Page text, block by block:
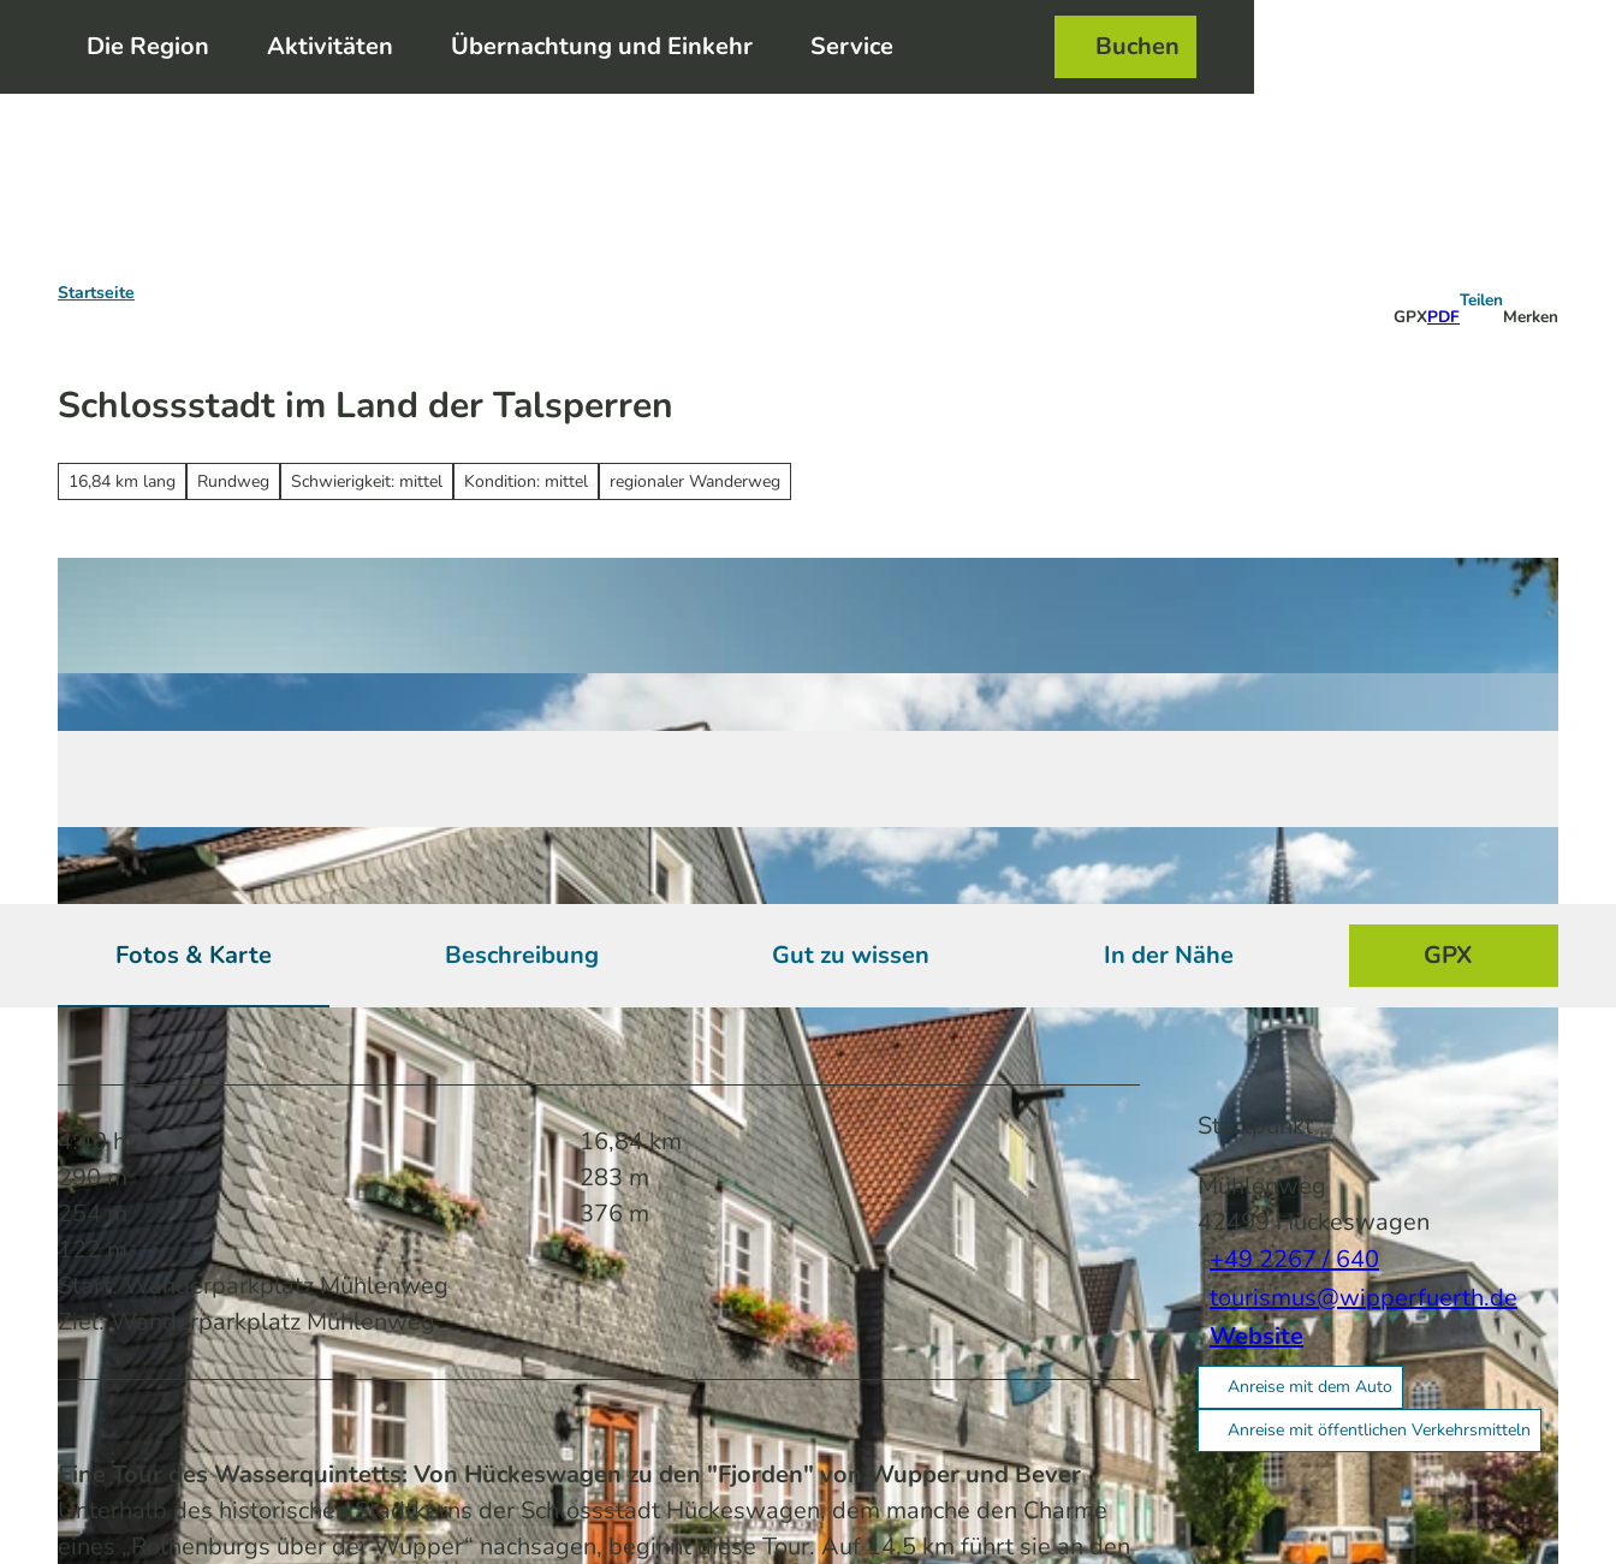
m
Die Region Aktivitäten Übernachtung und Einkehr Service Buchen
Startseite
GPXPDF
Teilen
Merken
Schlossstadt im Land der Talsperren
16,84 km lang Rundweg Schwierigkeit: mittel Kondition: mittel regionaler Wanderweg
Fotos & Karte Beschreibung Gut zu wissen In der Nähe GPX
4:40 h
16,84 km
290 m
283 m
254 m
376 m
122 m
Start: Wanderparkplatz Mühlenweg
Ziel: Wanderparkplatz Mühlenweg
Eine Tour des Wasserquintetts: Von Hückeswagen zu den "Fjorden" von Wupper und Bever
Unterhalb des historischen Stadtkerns der Schlossstadt Hückeswagen, dem manche den Charme
eines „Rothenburgs über der Wupper“ nachsagen, beginnt diese Tour. Auf 14,5 km führt sie an den
Startpunkt
Mühlenweg
42499Hückeswagen
+49 2267 / 640
tourismus@wipperfuerth.de
Website
Anreise mit dem Auto
Anreise mit öffentlichen Verkehrsmitteln